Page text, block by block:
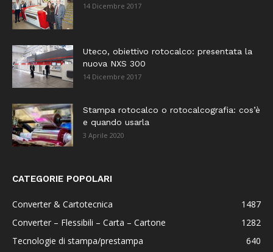
14 Dicembre 2017
Uteco, obiettivo rotocalco: presentata la
nuova NXS 300
14 Dicembre 2017
Stampa rotocalco o rotocalcografia: cos’è
e quando usarla
3 Aprile 2020
CATEGORIE POPOLARI
Converter & Cartotecnica
1487
Converter – Flessibili – Carta – Cartone
1282
Tecnologie di stampa/prestampa
640